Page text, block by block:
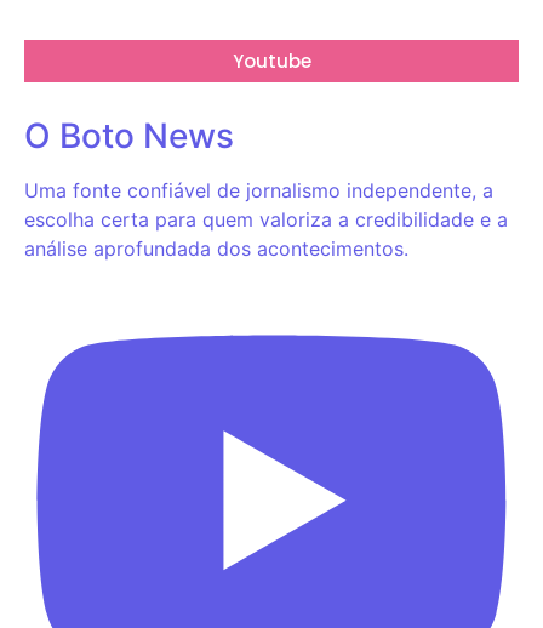
Youtube
O Boto News
Uma fonte confiável de jornalismo independente, a
escolha certa para quem valoriza a credibilidade e a
análise aprofundada dos acontecimentos.